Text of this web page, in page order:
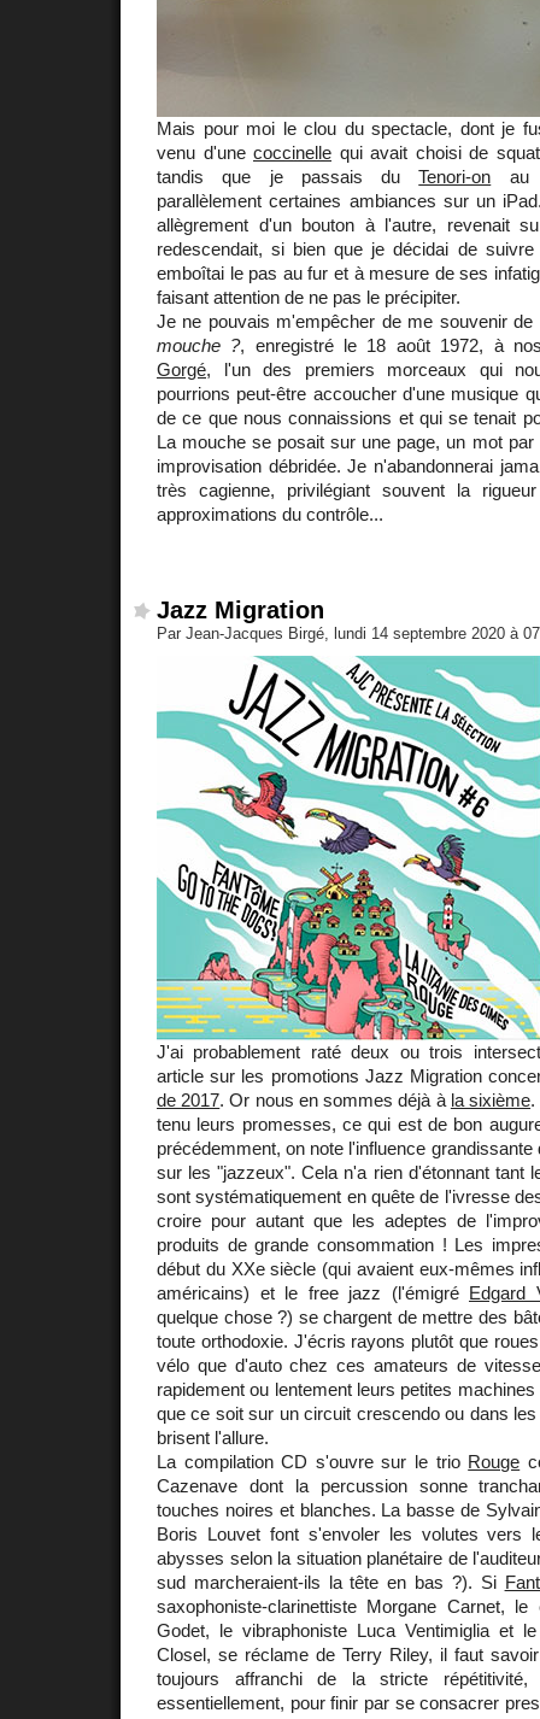
Mais pour moi le clou du spectacle, dont je
venu d'une coccinelle qui avait choisi de
tandis que je passais duTenori-on
parallèlement certaines ambiances sur un
allègrement d'un bouton à l'autre, revenait
redescendait, si bien que je décidai de
emboîtai le pas au fur et à mesure de ses
faisant attention de ne pas le précipiter.
Je ne pouvais m'empêcher de me souvenir de
mouche ?, enregistré le 18 août 1972, à
Gorgé, l'un des premiers morceaux qui
pourrions peut-être accoucher d'une musique
de ce que nous connaissions et qui se tenait
La mouche se posait sur une page, un mot
improvisation débridée. Je n'abandonnerai
très cagienne, privilégiant souvent la
approximations du contrôle...
Jazz Migration
Par Jean-Jacques Birgé, lundi 14 septembre 2020 à
J'ai probablement raté deux ou trois
article sur les promotions Jazz Migration
de 2017. Or nous en sommes déjà à la sixième.
tenu leurs promesses, ce qui est de bon
précédemment, on note l'influence grandissante
sur les "jazzeux". Cela n'a rien d'étonnant tant
sont systématiquement en quête de l'ivresse
croire pour autant que les adeptes de
produits de grande consommation ! Les
début du XXe siècle (qui avaient eux-mêmes
américains) et le free jazz (l'émigré Edgard
quelque chose ?) se chargent de mettre des
toute orthodoxie. J'écris rayons plutôt que
vélo que d'auto chez ces amateurs de
rapidement ou lentement leurs petites
que ce soit sur un circuit crescendo ou dans
brisent l'allure.
La compilation CD s'ouvre sur le trio Rouge
Cazenave dont la percussion sonne
touches noires et blanches. La basse de
Boris Louvet font s'envoler les volutes vers
abysses selon la situation planétaire de
sud marcheraient-ils la tête en bas ?). Si
saxophoniste-clarinettiste Morgane Carnet, le
Godet, le vibraphoniste Luca Ventimiglia et
Closel, se réclame de Terry Riley, il faut
toujours affranchi de la stricte répétitivité,
essentiellement, pour finir par se consacrer